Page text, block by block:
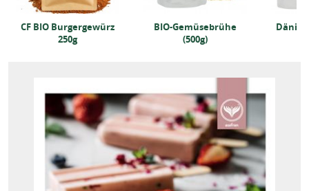
CF BIO Burgergewürz
250g
BIO-Gemüsebrühe
(500g)